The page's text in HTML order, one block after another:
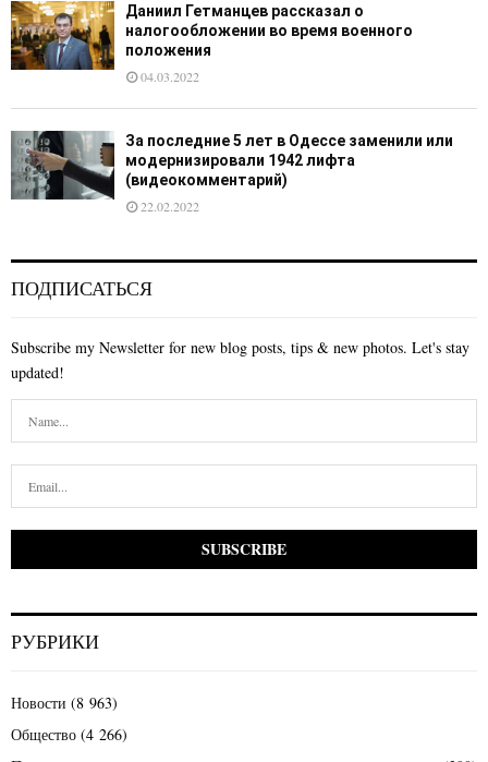
Даниил Гетманцев рассказал о
налогообложении во время военного
положения
04.03.2022
За последние 5 лет в Одессе заменили или
модернизировали 1942 лифта
(видеокомментарий)
22.02.2022
ПОДПИСАТЬСЯ
Subscribe my Newsletter for new blog posts, tips & new photos. Let's stay
updated!
РУБРИКИ
Новости (8 963)
Общество (4 266)